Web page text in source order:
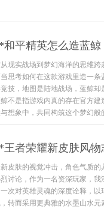
和平精英怎么造蓝
现实战场到梦幻海洋的思维
思考如何在这款游戏里造一
技，地图是陆地战场，蓝鲸
不是指游戏内真的存在官方
想象中，共同构筑这个梦幻
王者荣耀新皮肤风
皮肤的视觉冲击，角色气质
讨论，作为一名资深玩家，
次对英雄灵魂的深度诠释，
转而采用更典雅的水墨山水